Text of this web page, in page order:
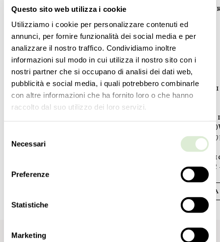
Questo sito web utilizza i cookie
Utilizziamo i cookie per personalizzare contenuti ed
annunci, per fornire funzionalità dei social media e per
analizzare il nostro traffico. Condividiamo inoltre
informazioni sul modo in cui utilizza il nostro sito con i
nostri partner che si occupano di analisi dei dati web,
pubblicità e social media, i quali potrebbero combinarle
con altre informazioni che ha fornito loro o che hanno
raccolto dal suo utilizzo dei loro servizi.
delNecessari
Preferenze
Statistiche
Marketing
DIAMETRO
17 ½inc
PESO
8kg
18lbs
ACCENSIONI
1
23 ½
10 kg
22
1
3 E14 x
3 E12 x
UL - EAC